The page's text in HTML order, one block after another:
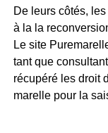
De leurs côtés,
à la la
Le site
tant que
récupéré les droit
marelle pour la